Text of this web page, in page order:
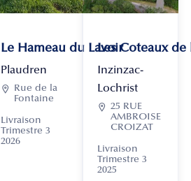
Le Hameau du Lavoir
Plaudren

Rue de la
Fontaine
Livraison
Trimestre 3
2026
Les Coteaux
Inzinzac-
Lochrist
 25 RUE
AMBROISE
CROIZAT
Livraison
Trimestre 3
2025